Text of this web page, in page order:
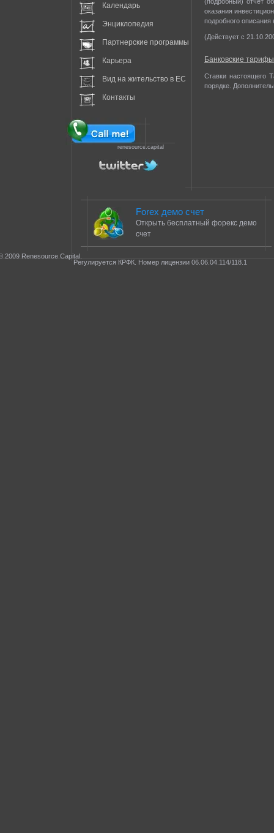
оказания
подробного описания
(Действует с
Банковские тарифы
Ставки настоящего
порядке.
Календарь
Энциклопедия
Партнерские программы
Карьера
Вид на жительство в EC
Контакты
renesource.capital
Forex демо счет
Открыть бесплатный форекс демо
счет
2009 Renesource Capital.
Регулируется КРФК. Номер лицензии 06.06.04.114/118.1